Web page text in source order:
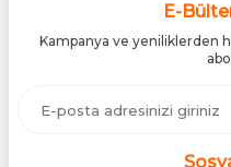
siteleri arasında yer
distribütörlüğünü yürütüyor,
etmektedir. Tüm ithalat
üretici iş birlikleriyle
Türkiye pazarına ulaşmasını
genelinde milyonlarca
Türk tüketicilerle doğrudan,
E-
Kampanya ve yeniliklerden